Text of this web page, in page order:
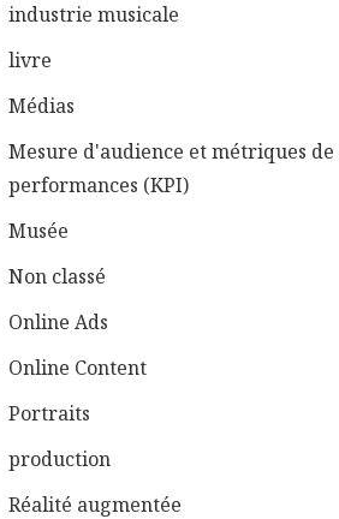
industrie musicale
livre
Médias
Mesure d'audience et métriques de
performances (KPI)
Musée
Non classé
Online Ads
Online Content
Portraits
production
Réalité augmentée